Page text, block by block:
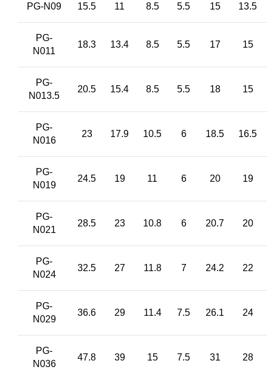
PG-N09 15.5 11 8.5 5.5 15 13.5
PG-
N011
18.3 13.4 8.5 5.5 17 15
PG-
N013.5
20.5 15.4 8.5 5.5 18 15
PG-
N016
23 17.9 10.5 6 18.5 16.5
PG-
N019
24.5 19 11 6 20 19
PG-
N021
28.5 23 10.8 6 20.7 20
PG-
N024
32.5 27 11.8 7 24.2 22
PG-
N029
36.6 29 11.4 7.5 26.1 24
PG-
N036
47.8 39 15 7.5 31 28